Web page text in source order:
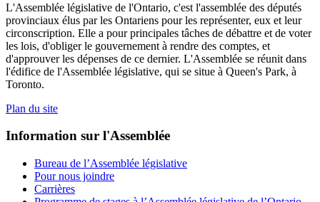
L'Assemblée législative de l'Ontario, c'est l'assemblée des députés
provinciaux élus par les Ontariens pour les représenter, eux et leur
circonscription. Elle a pour principales tâches de débattre et de voter
les lois, d'obliger le gouvernement à rendre des comptes, et
d'approuver les dépenses de ce dernier. L'Assemblée se réunit dans
l'édifice de l'Assemblée législative, qui se situe à Queen's Park, à
Toronto.
Plan du site
Information sur l'Assemblée
Bureau de l’Assemblée législative
Pour nous joindre
Carrières